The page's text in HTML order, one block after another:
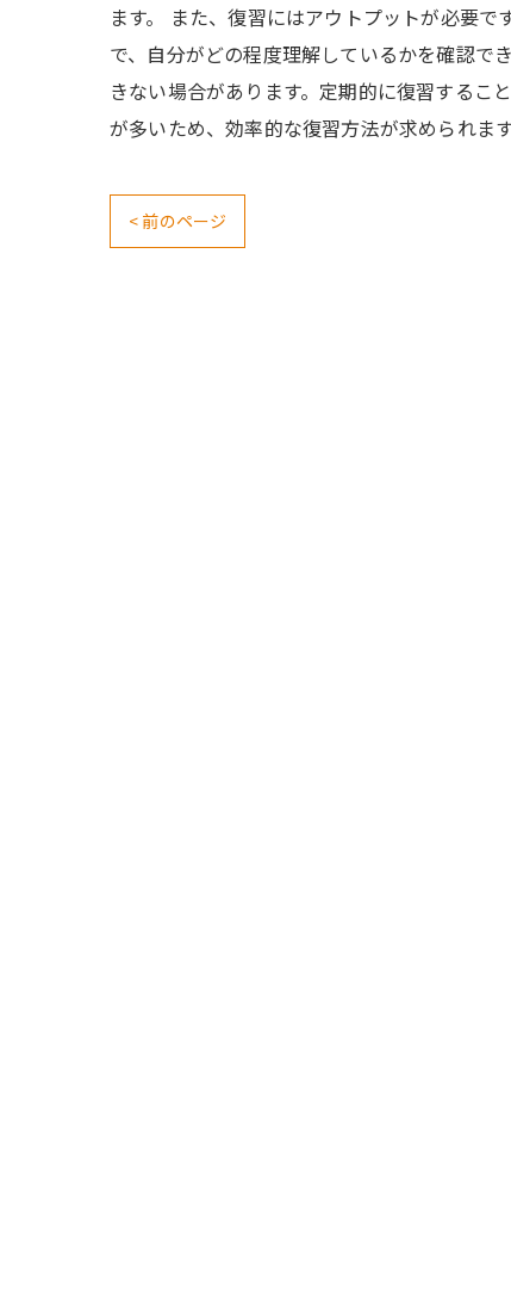
ます。 また、復習にはアウトプットが必要
で、自分がどの程度理解しているかを確認で
きない場合があります。定期的に復習するこ
が多いため、効率的な復習方法が求められま
< 前のページ